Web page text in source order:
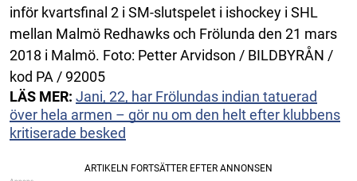
inför kvartsfinal 2 i SM-slutspelet i ishockey i SHL
mellan Malmö Redhawks och Frölunda den 21 mars
2018 i Malmö. Foto: Petter Arvidson / BILDBYRÅN /
kod PA / 92005
LÄS MER: Jani, 22, har Frölundas indian tatuerad
över hela armen – gör nu om den helt efter klubbens
kritiserade besked